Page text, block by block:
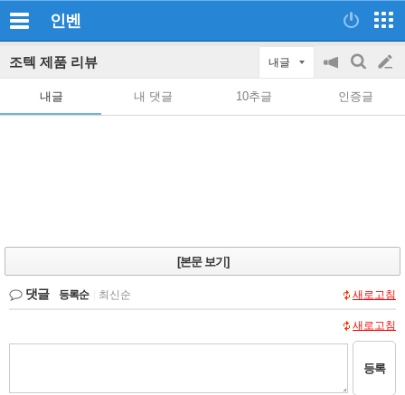
인벤
조텍 제품 리뷰 내글
공
on/off
검
색
글
쓰
내글 내 댓글 10추글 인증글
[본문 보기]
댓글 등록순 최신순 새로고침
새로고침
등록